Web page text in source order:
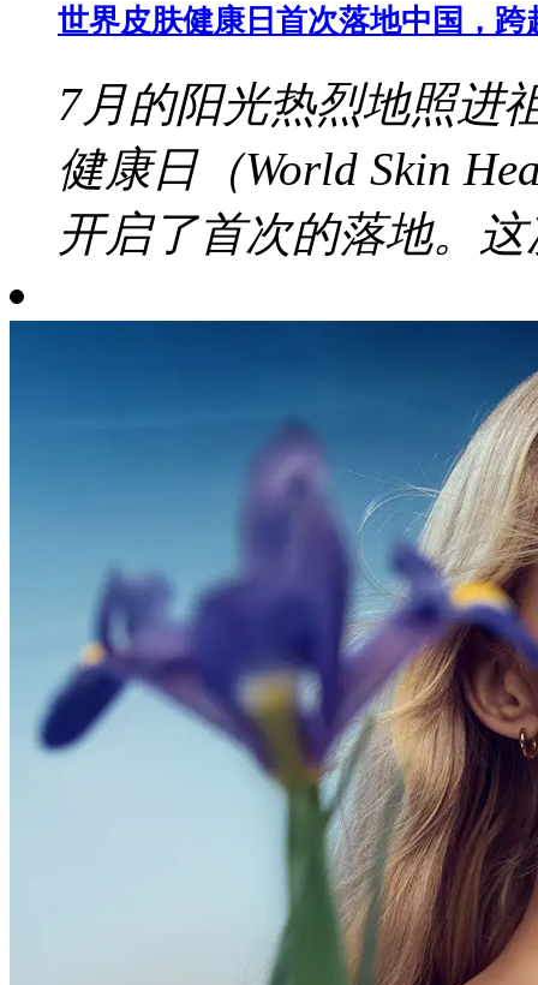
世界皮肤健康日首次落地中国，
7月的阳光热烈地照进
健康日（World Skin
开启了首次的落地。这